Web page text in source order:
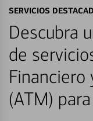
SERVICIOS
Descubra
de
Financiero
(ATM)